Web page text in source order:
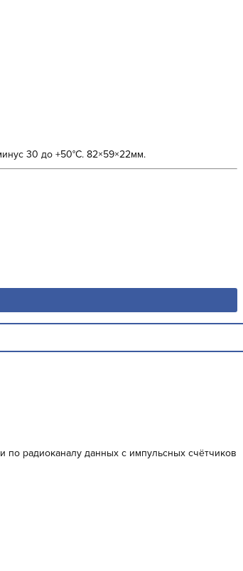
30 до +50°С. 82×59×22мм.
по радиоканалу данных с импульсных счётчиков